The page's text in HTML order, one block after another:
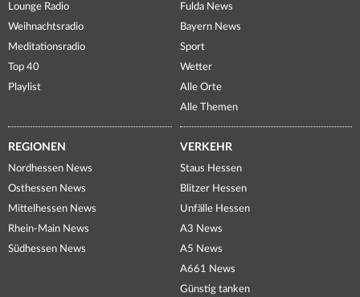
Lounge Radio
Weihnachtsradio
Meditationsradio
Top 40
Playlist
Fulda News
Bayern News
Sport
Wetter
Alle Orte
Alle Themen
REGIONEN
Nordhessen News
Osthessen News
Mittelhessen News
Rhein-Main News
Südhessen News
VERKEHR
Staus Hessen
Blitzer Hessen
Unfälle Hessen
A3 News
A5 News
A661 News
Günstig tanken